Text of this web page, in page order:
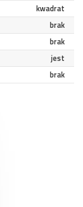
kwadrat
brak
brak
jest
brak